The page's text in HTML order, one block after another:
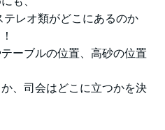
テレオ類がどこにあるのか
ーブルの位置、高砂の位置
、司会はどこに立つかを決